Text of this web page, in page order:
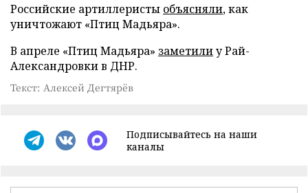
Российские артиллеристы объясняли, как
уничтожают «Птиц Мадьяра».
В апреле «Птиц Мадьяра» заметилиу Рай-
Александровки в ДНР.
Текст: Алексей Дегтярёв
Подписывайтесь на наши
каналы